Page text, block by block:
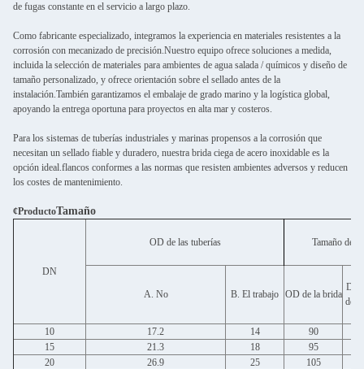
de fugas constante en el servicio a largo plazo.
Como fabricante especializado, integramos la experiencia en materiales resistentes a la
corrosión con mecanizado de precisión.Nuestro equipo ofrece soluciones a medida,
incluida la selección de materiales para ambientes de agua salada / químicos y diseño de
tamaño personalizado, y ofrece orientación sobre el sellado antes de la
instalación.También garantizamos el embalaje de grado marino y la logística global,
apoyando la entrega oportuna para proyectos en alta mar y costeros.
Para los sistemas de tuberías industriales y marinas propensos a la corrosión que
necesitan un sellado fiable y duradero, nuestra brida ciega de acero inoxidable es la
opción ideal.flancos conformes a las normas que resisten ambientes adversos y reducen
los costes de mantenimiento.
¢ProductoTamaño
DN
OD de las tuberías Tamaño de
A. No B. El trabajo OD de la brida
del
10 17.2 14
90
15
21.3 18
95
20
26.9 25
105